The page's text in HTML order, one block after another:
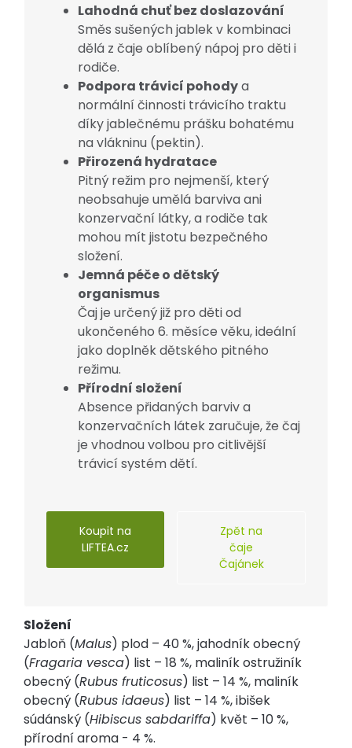
Lahodná chuť bez doslazování
Směs sušených jablek v kombinaci
dělá z čaje oblíbený nápoj pro děti i
rodiče.
Podpora trávicí pohodya
normální činnosti trávicího traktu
díky jablečnému prášku bohatému
na vlákninu (pektin).
Přirozená hydratace
Pitný režim pro nejmenší, který
neobsahuje umělá barviva ani
konzervační látky, a rodiče tak
mohou mít jistotu bezpečného
složení.
Jemná péče o dětský
organismus
Čaj je určený již pro děti od
ukončeného 6. měsíce věku, ideální
jako doplněk dětského pitného
režimu.
Přírodní složení
Absence přidaných barviv a
konzervačních látek zaručuje, že čaj
je vhodnou volbou pro citlivější
trávicí systém dětí.
Koupit na
LIFTEA.cz
Zpět na
čaje
Čajánek
Složení
Jabloň (Malus) plod – 40 %, jahodník obecný
(Fragaria vesca) list – 18 %, maliník ostružiník
obecný (Rubus fruticosus) list – 14 %, maliník
obecný (Rubus idaeus) list – 14 %, ibišek
súdánský (Hibiscus sabdariffa) květ – 10 %,
přírodní aroma - 4 %.